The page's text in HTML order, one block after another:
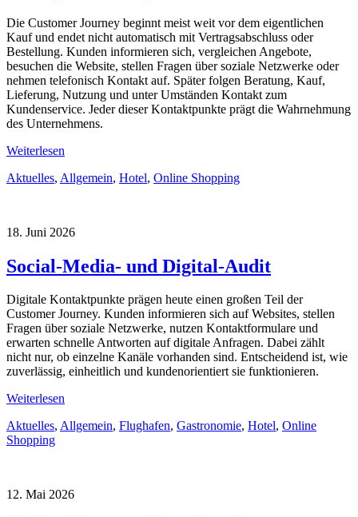
Die Customer Journey beginnt meist weit vor dem eigentlichen
Kauf und endet nicht automatisch mit Vertragsabschluss oder
Bestellung. Kunden informieren sich, vergleichen Angebote,
besuchen die Website, stellen Fragen über soziale Netzwerke oder
nehmen telefonisch Kontakt auf. Später folgen Beratung, Kauf,
Lieferung, Nutzung und unter Umständen Kontakt zum
Kundenservice. Jeder dieser Kontaktpunkte prägt die Wahrnehmung
des Unternehmens.
Weiterlesen
Aktuelles, Allgemein, Hotel, Online Shopping
18. Juni 2026
Social-Media- und Digital-Audit
Digitale Kontaktpunkte prägen heute einen großen Teil der
Customer Journey. Kunden informieren sich auf Websites, stellen
Fragen über soziale Netzwerke, nutzen Kontaktformulare und
erwarten schnelle Antworten auf digitale Anfragen. Dabei zählt
nicht nur, ob einzelne Kanäle vorhanden sind. Entscheidend ist, wie
zuverlässig, einheitlich und kundenorientiert sie funktionieren.
Weiterlesen
Aktuelles, Allgemein, Flughafen, Gastronomie, Hotel, Online
Shopping
12. Mai 2026